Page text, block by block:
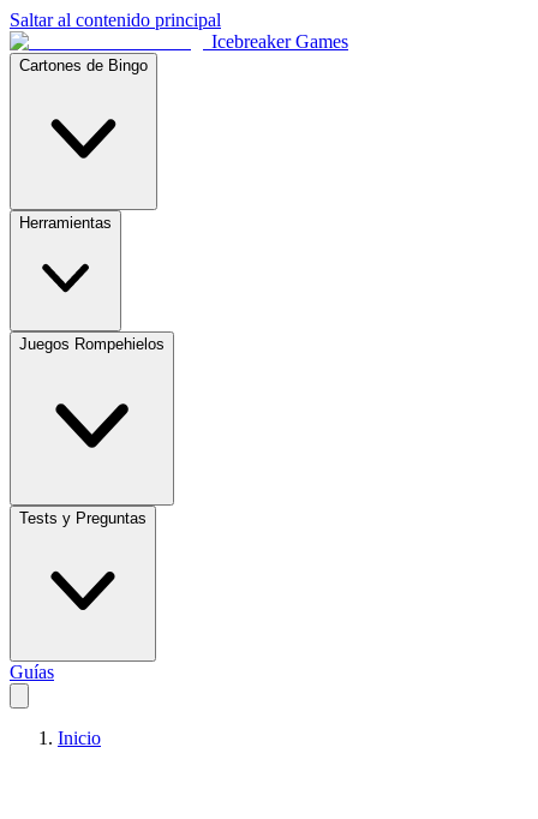
Saltar al contenido principal
Icebreaker Games
Cartones de Bingo
Herramientas
Juegos Rompehielos
Tests y Preguntas
Guías
Inicio